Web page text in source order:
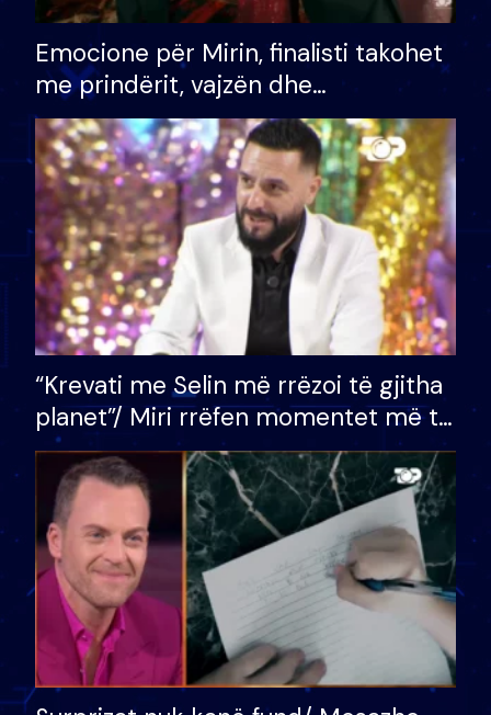
Emocione për Mirin, finalisti takohet
me prindërit, vajzën dhe
bashkëshorten: S’kemi ndonjë letër
divorci apo jo?
“Krevati me Selin më rrëzoi të gjitha
planet”/ Miri rrëfen momentet më të
bukura në shtëpinë e BB VIP: Do më
mungojë zilja e mëngjesit kur…